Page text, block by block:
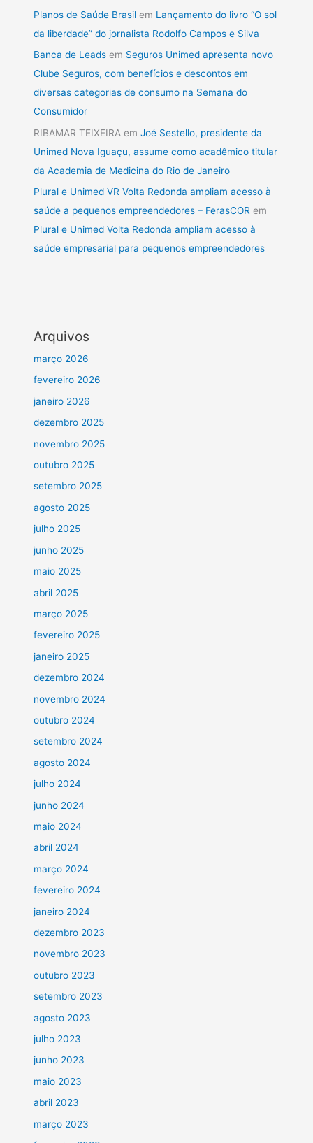
Planos de Saúde Brasil em Lançamento do livro “O sol
da liberdade” do jornalista Rodolfo Campos e Silva
Banca de Leads em Seguros Unimed apresenta novo
Clube Seguros, com benefícios e descontos em
diversas categorias de consumo na Semana do
Consumidor
RIBAMAR TEIXEIRA emJoé Sestello, presidente da
Unimed Nova Iguaçu, assume como acadêmico titular
da Academia de Medicina do Rio de Janeiro
Plural e Unimed VR Volta Redonda ampliam acesso à
saúde a pequenos empreendedores – FerasCOR em
Plural e Unimed Volta Redonda ampliam acesso à
saúde empresarial para pequenos empreendedores
Arquivos
março 2026
fevereiro 2026
janeiro 2026
dezembro 2025
novembro 2025
outubro 2025
setembro 2025
agosto 2025
julho 2025
junho 2025
maio 2025
abril 2025
março 2025
fevereiro 2025
janeiro 2025
dezembro 2024
novembro 2024
outubro 2024
setembro 2024
agosto 2024
julho 2024
junho 2024
maio 2024
abril 2024
março 2024
fevereiro 2024
janeiro 2024
dezembro 2023
novembro 2023
outubro 2023
setembro 2023
agosto 2023
julho 2023
junho 2023
maio 2023
abril 2023
março 2023